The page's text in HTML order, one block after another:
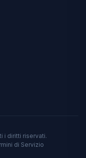
i diritti riservati.
di Servizio